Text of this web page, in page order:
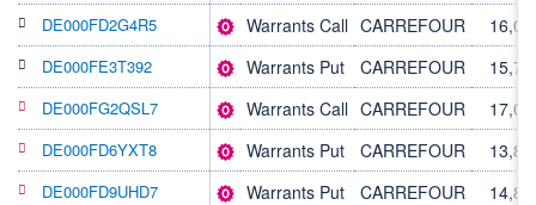
DE000FD2G4R5 Warrants Call CARREFOUR
DE000FE3T392 Warrants Put CARREFOUR
DE000FG2QSL7 Warrants Call CARREFOUR
DE000FD6YXT8 Warrants Put CARREFOUR
DE000FD9UHD7 Warrants Put CARREFOUR